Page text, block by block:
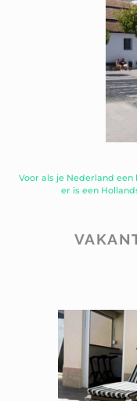
Voor als je Nederland
er is een